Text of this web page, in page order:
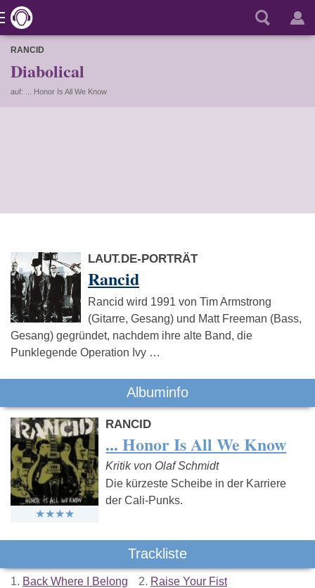
RANCID
Diabolical
auf: ... Honor Is All We Know
LAUT.DE-PORTRÄT
Rancid
Rancid wird 1991 von Tim Armstrong
(Gitarre, Gesang) und Matt Freeman (Bass,
Gesang) gegründet, nachdem ihre alte Band, die
Punklegende Operation Ivy …
Albuminfo
RANCID
... Honor Is All We Know
Kritik von Olaf Schmidt
Die kürzeste Scheibe in der Karriere
der Cali-Punks.
Trackliste
1. Back Where I Belong 2. Raise Your Fist